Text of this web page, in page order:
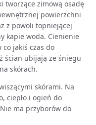
tworzące zimową osadę
powierzchni
z powoli topniejącej
kapie woda. Cienienie
co jakiś czas do
ścian ubijają ze śniegu
skórach.
skórami. Na
ciepło i ogień do
ma przyborów do